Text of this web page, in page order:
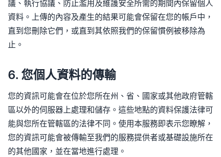
議、執行協議、防止濫用及維護安全所需的期間內保留個人
資料。上傳的內容及產生的結果可能會保留在您的帳戶中，
直到您刪除它們，或直到其依照我們的保留慣例被移除為
止。
6. 您個人資料的傳輸
您的資訊可能會在位於您所在州、省、國家或其他政府管轄
區以外的伺服器上處理和儲存。這些地點的資料保護法律可
能與您所在管轄區的法律不同。使用本服務即表示您瞭解，
您的資訊可能會被傳輸至我們的服務提供者或基礎設施所在
的其他國家，並在當地進行處理。